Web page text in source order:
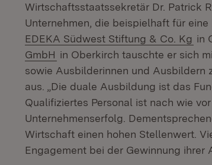
Wirtschaftsstaatssekretär Dr. Patrick
Unternehmen, die beispielhaft für
EDEKA Südwest Stiftung & Co. Kg in
GmbH (Öffnet in neuem Fenster)
in Oberkirch tauschte er sich
sowie Ausbilderinnen und Ausbildern
aus. „Die duale Ausbildung ist das
Qualifiziertes Personal ist nach wie
Unternehmenserfolg.
Wirtschaft einen hohen Stellenwert.
Engagement bei der Gewinnung ihrer